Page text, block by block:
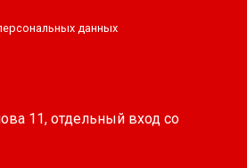
данных
11, отдельный вход со